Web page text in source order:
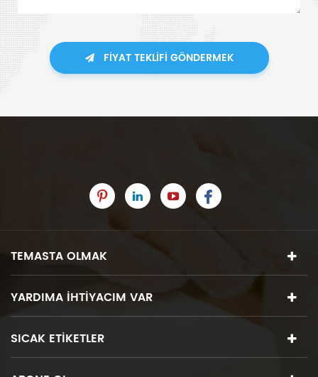
FIYAT TEKLIFI GÖNDERMEK
TEMASTA OLMAK
YARDIMA IHTIYACIM VAR
SICAK ETIKETLER